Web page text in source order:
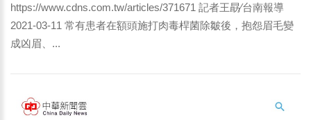
https://www.cdns.com.tw/articles/371671 記者王勗∕台南報導
2021-03-11 常有患者在額頭施打肉毒桿菌除皺後，抱怨眉毛變
成凶眉、...